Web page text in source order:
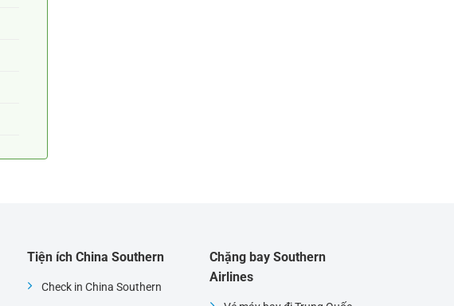
Tiện ích China Southern
Check in China Southern
Chặng bay Southern
Airlines